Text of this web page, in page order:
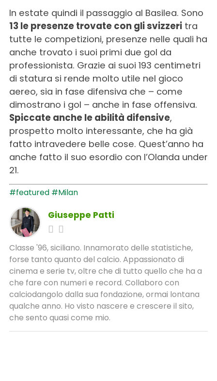
In estate quindi il passaggio al Basilea. Sono
13 le presenze trovate con gli svizzeritra
tutte le competizioni, presenze nelle quali ha
anche trovato i suoi primi due gol da
professionista. Grazie ai suoi 193 centimetri
di statura si rende molto utile nel gioco
aereo, sia in fase difensiva che – come
dimostrano i gol – anche in fase offensiva.
Spiccate anche le abilità difensive,
prospetto molto interessante, che ha già
fatto intravedere belle cose. Quest’anno ha
anche fatto il suo esordio con l’Olanda under
21.
#featured #Milan
Giuseppe Patti
Classe '96, siciliano. Innamorato delle statistiche,
forse tanto quanto del calcio. Appassionato di
cinema e serie tv, oltre che di tutto quello che ha a
che fare con numeri e record. Collaboro con
calciodangolo dalla sua fondazione, ormai lontana
qualche anno. Ho visto nascere e crescere il sito,
che sento quasi come mio.